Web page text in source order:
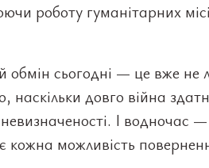
роботу гуманітарних
обмін сьогодні — це вже не
наскільки довго війна
І водночас
кожна можливість